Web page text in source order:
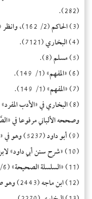
(282).
(3) الحاكم (2/ 162)، وانظر «الصحيحة» (1803).
(4) البخاري (7121).
(5) مسلم (8).
(6) «المفهم» (1/ 149).
(7) «المفهم» (1/ 149).
وصححه الألباني مرفوعا في
(9) أبو داود (5237) وهو في «الصَّحيحة» (2830).
(10) «شرح سنن أبي داود» لابن رسلان (19/ 603 وما بعدها) بتصرف.
(11) «السلسلة الصحيحة» (6/ 802).
(12) ابن ماجه (2443) وهو صحيح، انظر «الإرواء» (1498).